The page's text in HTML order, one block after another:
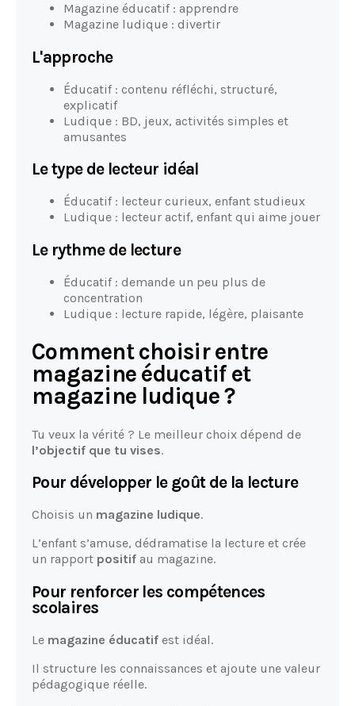
Magazine éducatif : apprendre
Magazine ludique : divertir
L'approche
Éducatif : contenu réfléchi, structuré,
explicatif
Ludique : BD, jeux, activités simples et
amusantes
Le type de lecteur idéal
Éducatif : lecteur curieux, enfant studieux
Ludique : lecteur actif, enfant qui aime jouer
Le rythme de lecture
Éducatif : demande un peu plus de
concentration
Ludique : lecture rapide, légère, plaisante
Comment choisir entre
magazine éducatif et
magazine ludique ?
Tu veux la vérité ? Le meilleur choix dépend de
l’objectif que tu vises.
Pour développer le goût de la lecture
Choisis un magazine ludique.
L’enfant s’amuse, dédramatise la lecture et crée
un rapport positif au magazine.
Pour renforcer les compétences
scolaires
Le magazine éducatif est idéal.
Il structure les connaissances et ajoute une valeur
pédagogique réelle.